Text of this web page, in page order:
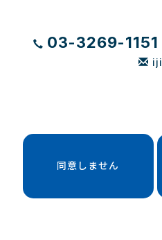
03-3269-1151
同意しません